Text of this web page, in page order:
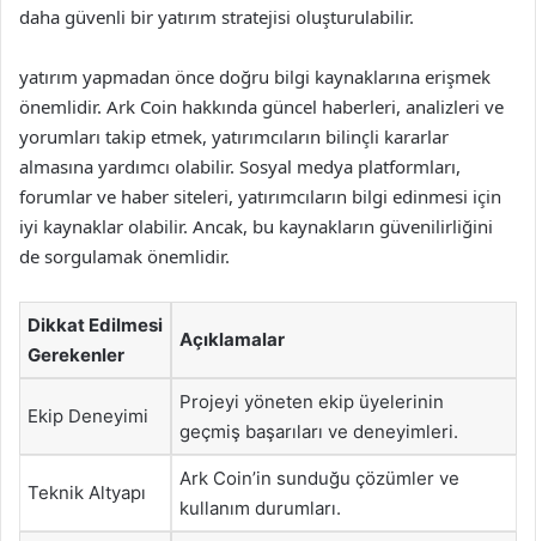
daha güvenli bir yatırım stratejisi oluşturulabilir.
yatırım yapmadan önce doğru bilgi kaynaklarına erişmek
önemlidir. Ark Coin hakkında güncel haberleri, analizleri ve
yorumları takip etmek, yatırımcıların bilinçli kararlar
almasına yardımcı olabilir. Sosyal medya platformları,
forumlar ve haber siteleri, yatırımcıların bilgi edinmesi için
iyi kaynaklar olabilir. Ancak, bu kaynakların güvenilirliğini
de sorgulamak önemlidir.
Dikkat Edilmesi
Gerekenler
Açıklamalar
Ekip Deneyimi
Projeyi yöneten ekip üyelerinin
geçmiş başarıları ve deneyimleri.
Teknik Altyapı
Ark Coin’in sunduğu çözümler ve
kullanım durumları.